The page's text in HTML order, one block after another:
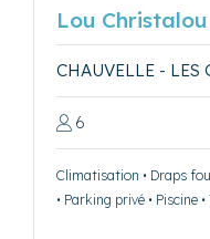
Lou Christalou
CHAUVELLE - LES
6
Climatisation • Draps
• Parking privé • Piscine